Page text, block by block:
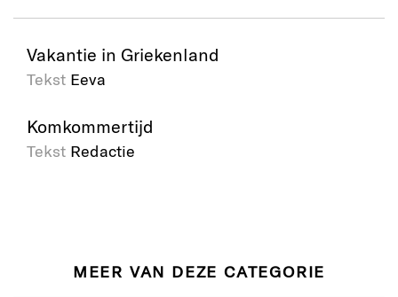
Vakantie in Griekenland
Tekst Eeva
Komkommertijd
Tekst Redactie
MEER VAN DEZE CATEGORIE